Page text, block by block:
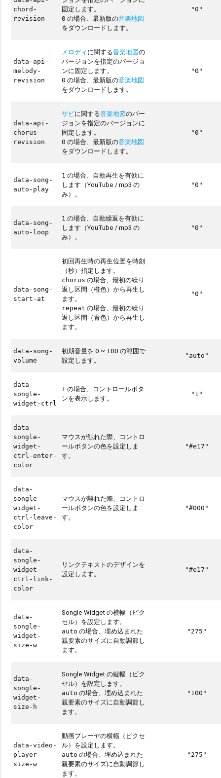
chord-
revision
固定します。
0 の場合、最新版の音楽地図
をダウンロードします。
"0"
data-api-
melody-
revision
メロディに関する音楽地図の
バージョンを指定のバージョ
ンに固定します。
0 の場合、最新版の音楽地図
をダウンロードします。
"0"
data-api-
chorus-
revision
サビに関する音楽地図のバー
ジョンを指定のバージョンに
固定します。
0 の場合、最新版の音楽地図
をダウンロードします。
"0"
data-song-
auto-play
1 の場合、自動再生を有効に
します（YouTube / mp3 の
み）。
"0"
data-song-
auto-loop
1 の場合、自動繰返を有効に
します（YouTube / mp3 の
み）。
"0"
data-song-
start-at
初回再生時の再生位置を時刻
（秒）指定します。
chorus の場合、最初の繰り
返し区間（橙色）から再生し
ます。
repeat の場合、最初の繰り
返し区間（青色）から再生し
ます。
"0"
data-song-
volume
初期音量を0 ~ 100 の範囲で
設定します。
"auto"
data-
songle-
widget-ctrl
1 の場合、コントロールボタ
ンを表示します。
"1"
data-
songle-
widget-
ctrl-enter-
color
マウスが触れた際、コントロ
ールボタンの色を設定しま
す。
"#e17"
data-
songle-
widget-
ctrl-leave-
color
マウスが離れた際、コントロ
ールボタンの色を設定しま
す。
"#000"
data-
songle-
widget-
ctrl-link-
color
リンクテキストのデザインを
設定します。
"#e17"
data-
songle-
widget-
size-w
Songle Widget の横幅（ピク
セル）を設定します。
auto の場合、埋め込まれた
親要素のサイズに自動調節し
ます。
"275"
data-
songle-
widget-
size-h
Songle Widget の縦幅（ピク
セル）を設定します。
auto の場合、埋め込まれた
親要素のサイズに自動調節し
ます。
"100"
data-video-
player-
size-w
動画プレーヤの横幅（ピクセ
ル）を設定します。
auto の場合、埋め込まれた
親要素のサイズに自動調節し
ます。
"275"